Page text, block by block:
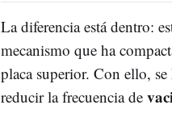
La diferencia está dentro:
mecanismo que ha
placa superior. Con ello,
reducir la frecuencia de